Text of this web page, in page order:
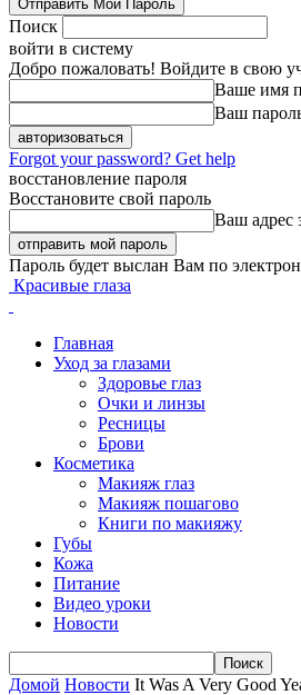
Поиск
войти в систему
Добро пожаловать! Войдите в свою
Ваше имя
Ваш
Forgot your password? Get help
восстановление пароля
Восстановите свой пароль
Ваш адрес
Пароль будет выслан Вам по
Красивые глаза
Главная
Уход за глазами
Здоровье глаз
Очки и линзы
Ресницы
Брови
Косметика
Макияж глаз
Макияж пошагово
Книги по макияжу
Губы
Кожа
Питание
Видео уроки
Новости
Домой Новости It Was A Very Good